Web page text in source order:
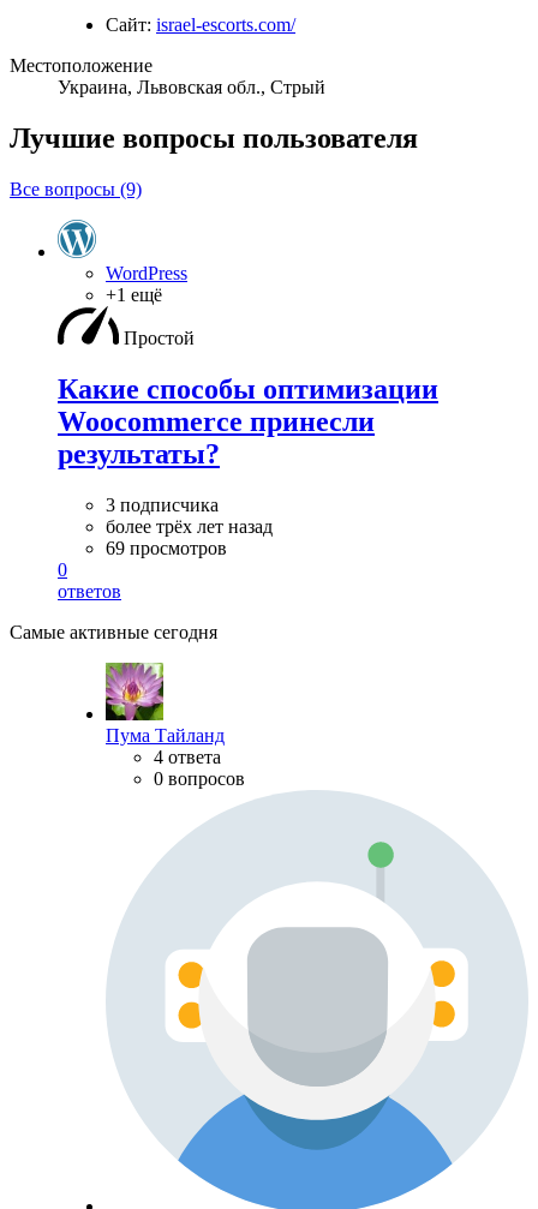
Сайт: israel-escorts.com/
Местоположение
Украина, Львовская обл., Стрый
Лучшие вопросы пользователя
Все вопросы (9)
WordPress
+1 ещё
Простой
Какие способы оптимизации
Woocommerce принесли
результаты?
3 подписчика
более трёх лет назад
69 просмотров
0
ответов
Самые активные сегодня
Пума Тайланд
4 ответа
0 вопросов